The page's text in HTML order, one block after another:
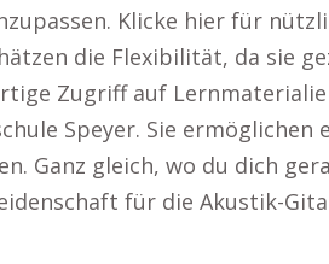
Klicke hier für
die Flexibilität, da sie
Zugriff auf
Speyer. Sie
Ganz gleich, wo du dich
für die Akustik-